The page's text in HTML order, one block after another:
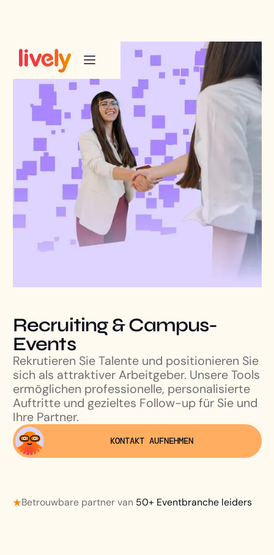
Recruiting & Campus-
Events
Rekrutieren Sie Talente und positionieren Sie
sich als attraktiver Arbeitgeber. Unsere Tools
ermöglichen professionelle, personalisierte
Auftritte und gezieltes Follow-up für Sie und
Ihre Partner.
KONTAKT AUFNEHMEN
Betrouwbare partner van 50+ Eventbranche leiders